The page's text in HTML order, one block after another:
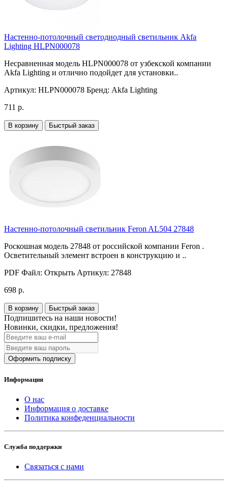
Настенно-потолочный светодиодный светильник Akfa
Lighting HLPN000078
Несравненная модель HLPN000078 от узбекской компании
Akfa Lighting и отлично подойдет для установки..
Артикул: HLPN000078 Бренд: Akfa Lighting
711 р.
В корзину Быстрый заказ
Настенно-потолочный светильник Feron AL504 27848
Роскошная модель 27848 от российской компании Feron .
Осветительный элемент встроен в конструкцию и ..
PDF Файл: Открыть Артикул: 27848
698 р.
В корзину Быстрый заказ
Подпишитесь на наши новости!
Новинки, скидки, предложения!
Оформить подписку
Информация
О нас
Информация о доставке
Политика конфеденциальности
Служба поддержки
Связаться с нами